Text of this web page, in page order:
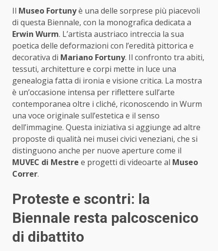
Il Museo Fortunyè una delle sorprese più piacevoli
di questa Biennale, con la monografica dedicata a
Erwin Wurm. L’artista austriaco intreccia la sua
poetica delle deformazioni con l’eredità pittorica e
decorativa di Mariano Fortuny. Il confronto tra abiti,
tessuti, architetture e corpi mette in luce una
genealogia fatta di ironia e visione critica. La mostra
è un’occasione intensa per riflettere sull’arte
contemporanea oltre i cliché, riconoscendo in Wurm
una voce originale sull’estetica e il senso
dell’immagine. Questa iniziativa si aggiunge ad altre
proposte di qualità nei musei civici veneziani, che si
distinguono anche per nuove aperture come il
MUVEC di Mestre e progetti di videoarte al Museo
Correr.
Proteste e scontri: la
Biennale resta palcoscenico
di dibattito